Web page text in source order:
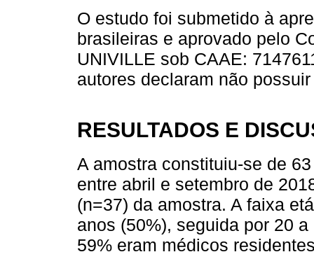
O estudo foi submetido à
brasileiras e aprovado pelo
UNIVILLE sob CAAE:
autores declaram não
RESULTADOS E
A amostra constituiu-se de
entre abril e setembro de
(n=37) da amostra. A faixa
anos (50%), seguida por 20
59% eram médicos